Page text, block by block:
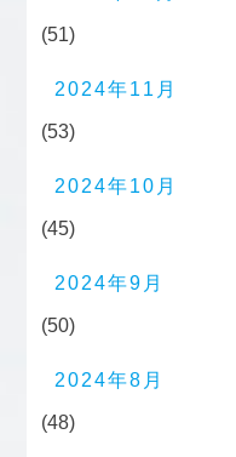
(51)
2024年11月
(53)
2024年10月
(45)
2024年9月
(50)
2024年8月
(48)